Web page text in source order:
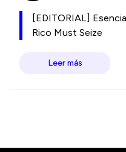
[EDITORIAL]
Rico Must Seize
Leer más